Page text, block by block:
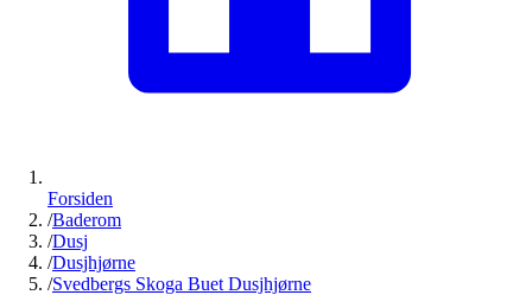
Forsiden
/Baderom
/Dusj
/Dusjhjørne
/Svedbergs Skoga Buet Dusjhjørne